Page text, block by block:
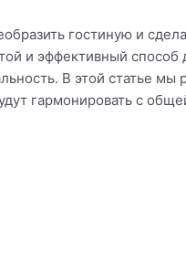
гостиную и
и эффективный способ
В этой статье
гармонировать с